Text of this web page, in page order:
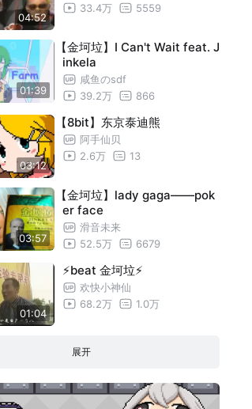
04:52
33.4万
5559
01:39
【金坷垃】I Can't Wait feat. J
inkela
咸鱼のsdf
39.2万
866
03:12
【8bit】东京泰迪熊
阿手仙贝
2.6万
13
03:57
【金坷垃】lady gaga——pok
er face
滑音未来
52.5万
6679
01:04
⚡beat 金坷垃⚡
欢快小神仙
68.2万
1.0万
展开